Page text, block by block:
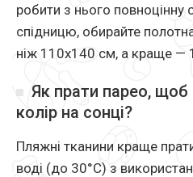
робити з нього повноцінну
спідницю, обирайте
ніж 110х140 см, а краще —
Як прати парео,
колір на сонці?
Пляжні тканини краще
воді (до 30°C) з